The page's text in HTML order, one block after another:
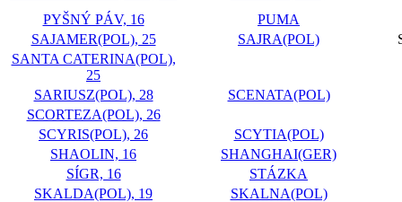
PYŠNÝ PÁV, 16
PUMA
SAJAMER(POL), 25
SAJRA(POL)
SANTA CATERINA(POL),
25
SARIUSZ(POL), 28
SCENATA(POL)
SCORTEZA(POL), 26
SCYRIS(POL), 26
SCYTIA(POL)
SHAOLIN, 16
SHANGHAI(GER)
SÍGR, 16
STÁZKA
SKALDA(POL), 19
SKALNA(POL)